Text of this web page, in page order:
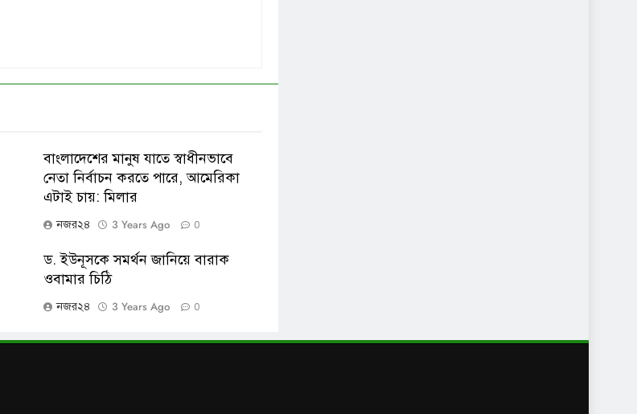
বাংলাদেশের মানুষ যাতে স্বাধীনভাবে
নেতা নির্বাচন করতে পারে, আমেরিকা
এটাই চায়: মিলার
নজর২৪ 3 Years Ago 0
ড. ইউনূসকে সমর্থন জানিয়ে বারাক
ওবামার চিঠি
নজর২৪ 3 Years Ago 0